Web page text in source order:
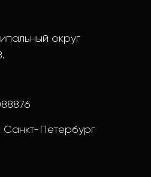
округ
Санкт-Петербург